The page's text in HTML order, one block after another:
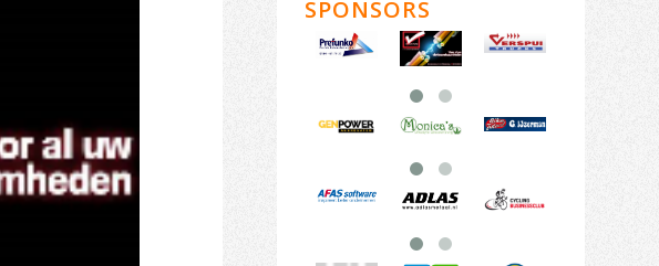
SPONSORS